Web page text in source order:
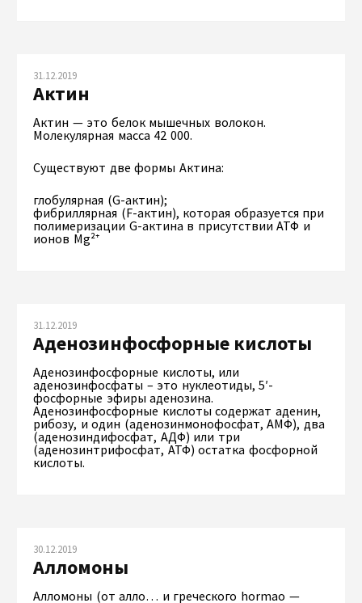
31.12.2019
Актин
Актин — это белок мышечных волокон.
Молекулярная масса 42 000.
Существуют две формы Актина:
глобулярная (G-актин);
фибриллярная (F-актин), которая образуется при
полимеризации G-актина в присутствии АТФ и
ионов Mg²⁺
31.12.2019
Аденозинфосфорные кислоты
Аденозинфосфорные кислоты, или
аденозинфосфаты – это нуклеотиды, 5′-
фосфорные эфиры аденозина.
Аденозинфосфорные кислоты содержат аденин,
рибозу, и один (аденозинмонофосфат, АМФ), два
(аденозиндифосфат, АДФ) или три
(аденозинтрифосфат, АТФ) остатка фосфорной
кислоты.
30.12.2019
Алломоны
Алломоны (от алло… и греческого hormao —